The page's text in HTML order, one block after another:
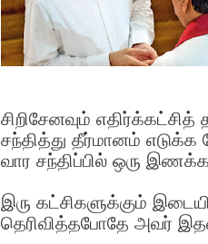
சிறிசேனவும்
சந்தித்து தீர்மானம்
வார சந்திப்பில் ஒரு
இரு கட்சிகளுக்கும்
தெரிவித்தபோதே அவர்